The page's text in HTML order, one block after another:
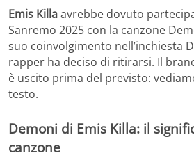
Emis Killaavrebbe dovuto
Sanremo 2025 con la canzone
suo coinvolgimento nell’inchiesta
rapper ha deciso di ritirarsi. Il
è uscito prima del previsto:
testo.
Demoni di Emis Killa: il
canzone